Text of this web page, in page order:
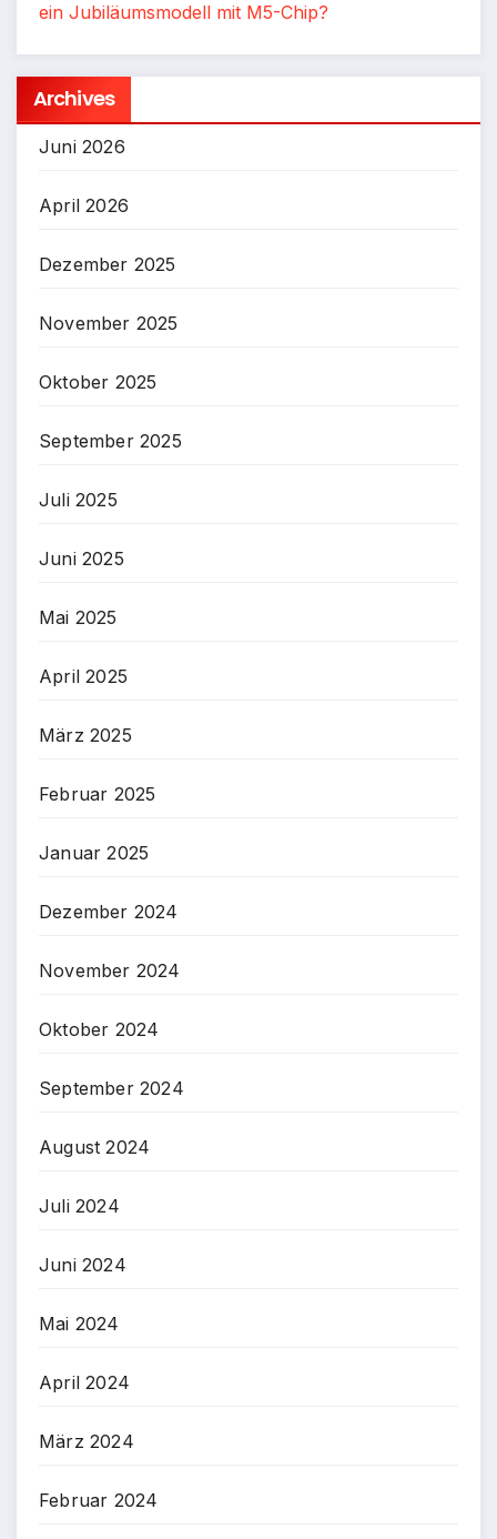
ein Jubiläumsmodell mit M5-Chip?
Archives
Juni 2026
April 2026
Dezember 2025
November 2025
Oktober 2025
September 2025
Juli 2025
Juni 2025
Mai 2025
April 2025
März 2025
Februar 2025
Januar 2025
Dezember 2024
November 2024
Oktober 2024
September 2024
August 2024
Juli 2024
Juni 2024
Mai 2024
April 2024
März 2024
Februar 2024